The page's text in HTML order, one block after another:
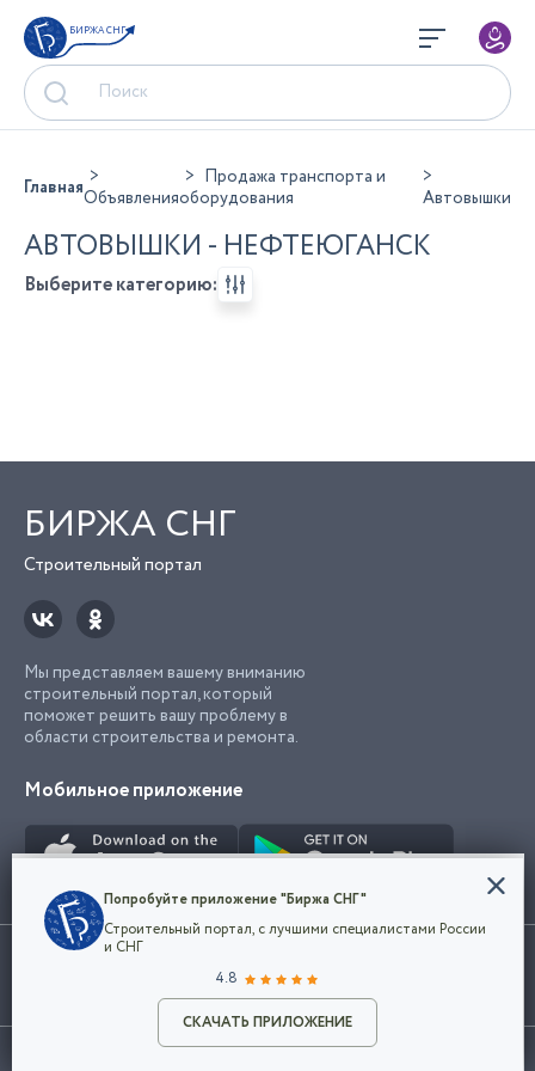
БИРЖА СНГ
Разместить объявление
ГлавнаяОбъявления
Продажа транспорта и
оборудования
Автовышки
АВТОВЫШКИ - НЕФТЕЮГАНСК
Выберите категорию:
БИРЖА СНГ
Строительный портал
Мы представляем вашему вниманию
строительный портал, который
поможет решить вашу проблему в
области строительства и ремонта.
Мобильное приложение
Использование сайта, в том числе подача объявлений, означает
марки представленные на сайте являются собственностью их
©2026Биржа СНГ
Конфиденциальность
Мы используем файлы cookie, чтобы сделать
наш сайт удобным для каждого
Политикой конфиденциальности компании
и принимаете условия использования cookie.
Попробуйте приложение "Биржа СНГ"
Строительный портал, с лучшими специалистами России
и СНГ
4.8
СКАЧАТЬ ПРИЛОЖЕНИЕ